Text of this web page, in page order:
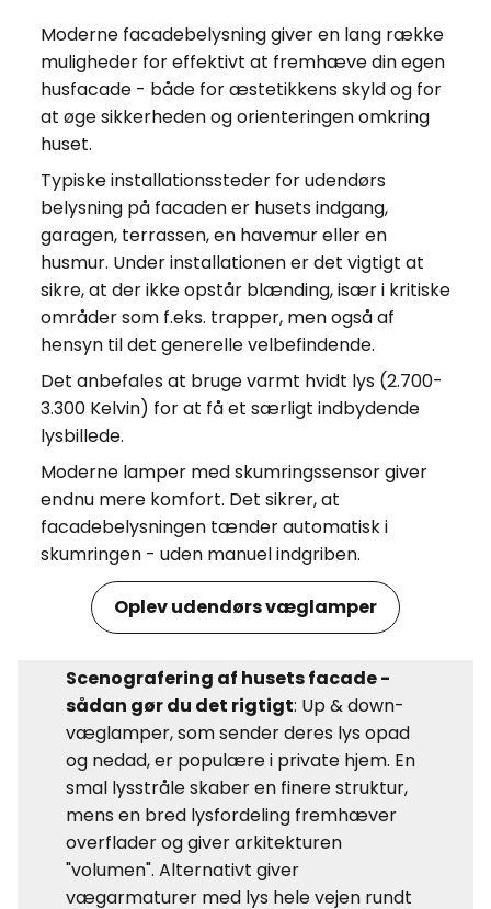
Moderne facadebelysning giver en lang række
muligheder for effektivt at fremhæve din egen
husfacade - både for æstetikkens skyld og for
at øge sikkerheden og orienteringen omkring
huset.
Typiske installationssteder for udendørs
belysning på facaden er husets indgang,
garagen, terrassen, en havemur eller en
husmur. Under installationen er det vigtigt at
sikre, at der ikke opstår blænding, især i kritiske
områder som f.eks. trapper, men også af
hensyn til det generelle velbefindende.
Det anbefales at bruge varmt hvidt lys (2.700-
3.300 Kelvin) for at få et særligt indbydende
lysbillede.
Moderne lamper med skumringssensor giver
endnu mere komfort. Det sikrer, at
facadebelysningen tænder automatisk i
skumringen - uden manuel indgriben.
Oplev udendørs væglamper
Scenografering af husets facade -
sådan gør du det rigtigt: Up & down-
væglamper, som sender deres lys opad
og nedad, er populære i private hjem. En
smal lysstråle skaber en finere struktur,
mens en bred lysfordeling fremhæver
overflader og giver arkitekturen
"volumen". Alternativt giver
vægarmaturer med lys hele vejen rundt